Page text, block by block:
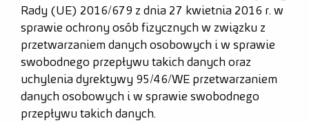
Rady (UE) 2016/679 z dnia 27 kwietnia 2016 r. w
sprawie ochrony osób fizycznych w związku z
przetwarzaniem danych osobowych i w sprawie
swobodnego przepływu takich danych oraz
uchylenia dyrektywy 95/46/WE przetwarzaniem
danych osobowych i w sprawie swobodnego
przepływu takich danych.